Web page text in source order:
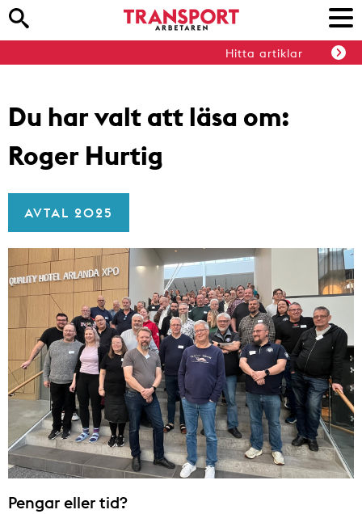
Hitta artiklar
Du har valt att läsa om:
Roger Hurtig
AVTAL 2025
Pengar eller tid?